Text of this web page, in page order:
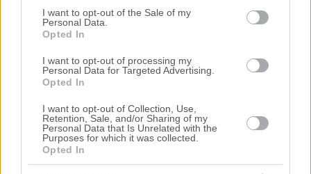
use your data for below specified purposes in below Google
consent section.
I want to opt-out of the Sale of my
Personal Data.
Opted In
I want to opt-out of processing my
Personal Data for Targeted Advertising.
Opted In
I want to opt-out of Collection, Use,
Retention, Sale, and/or Sharing of my
Personal Data that Is Unrelated with the
Purposes for which it was collected.
Opted In
επιμελητών και πολιτικών μηχανικών – παρέχουμε
πλήρεις υπηρεσίες σχεδιασμένες για εσάς.
Εξυπηρετεί όλη την Ελλάδα
Νομικός έλεγχος τίτλων ιδιοκτησίας σε
συνεργασία με δικαστικούς επιμελητές και
δικηγορικά γραφεία